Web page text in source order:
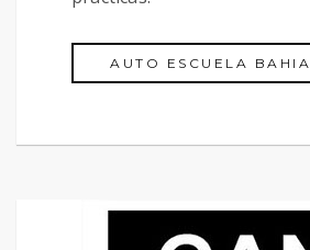
AUTO ESCUELA BAHIA